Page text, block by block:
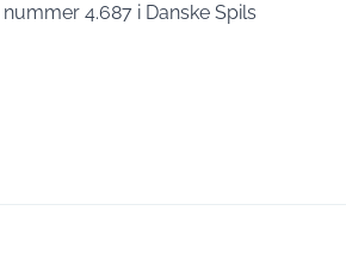
4.687 i Danske Spils